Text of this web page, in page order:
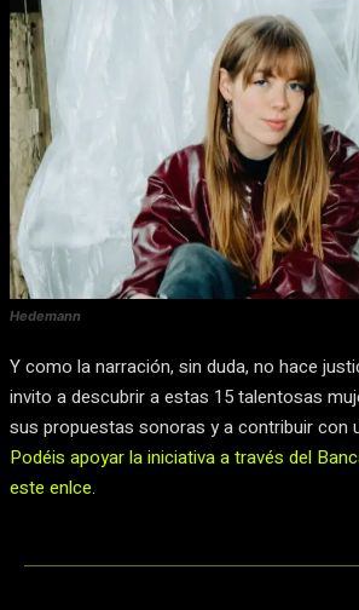
Hedemann
Y como la narración, sin duda, no hace
invito a descubrir a estas 15 talentosas
sus propuestas sonoras y a contribuir con
Podéis apoyar la iniciativa a través del
este enlce.